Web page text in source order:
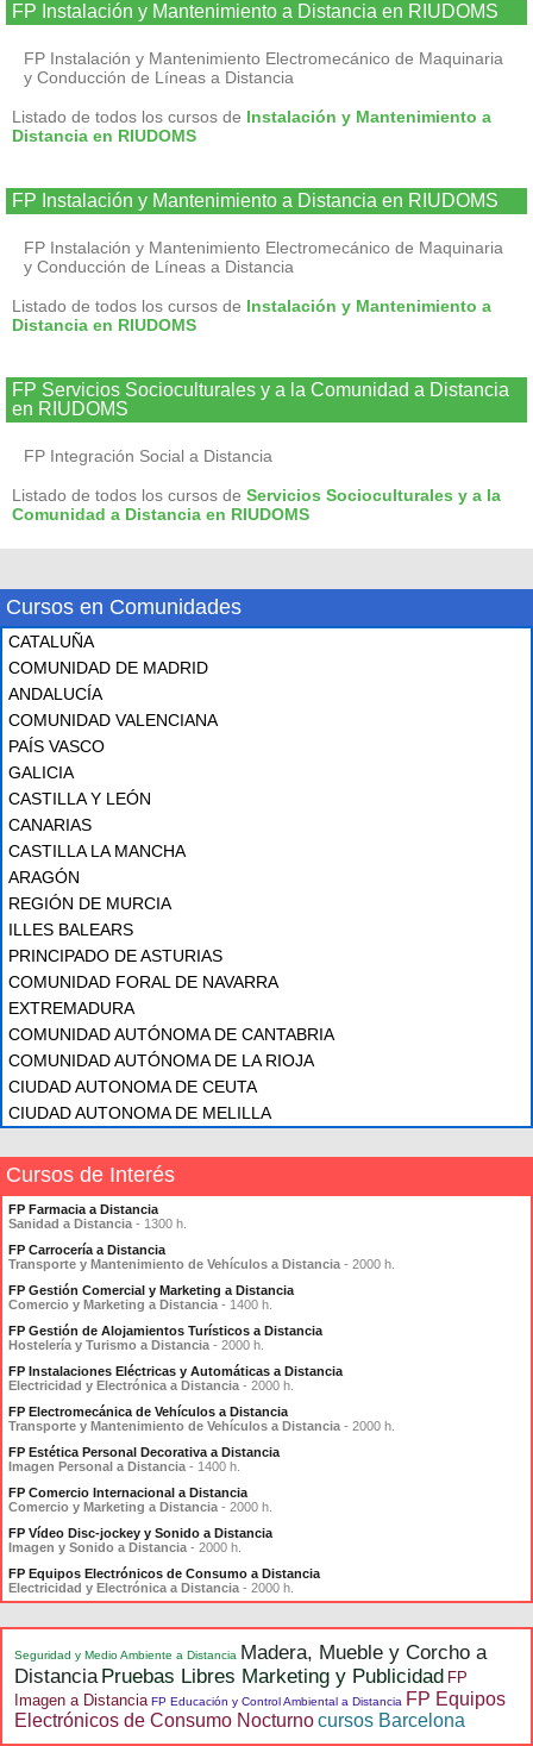
FP Instalación y Mantenimiento a Distancia en RIUDOMS
FP Instalación y Mantenimiento Electromecánico de Maquinaria
y Conducción de Líneas a Distancia
Listado de todos los cursos de Instalación y Mantenimiento a
Distancia en RIUDOMS
FP Instalación y Mantenimiento a Distancia en RIUDOMS
FP Instalación y Mantenimiento Electromecánico de Maquinaria
y Conducción de Líneas a Distancia
Listado de todos los cursos de Instalación y Mantenimiento a
Distancia en RIUDOMS
FP Servicios Socioculturales y a la Comunidad a Distancia
en RIUDOMS
FP Integración Social a Distancia
Listado de todos los cursos de Servicios Socioculturales y a la
Comunidad a Distancia en RIUDOMS
Cursos en Comunidades
CATALUÑA
COMUNIDAD DE MADRID
ANDALUCÍA
COMUNIDAD VALENCIANA
PAÍS VASCO
GALICIA
CASTILLA Y LEÓN
CANARIAS
CASTILLA LA MANCHA
ARAGÓN
REGIÓN DE MURCIA
ILLES BALEARS
PRINCIPADO DE ASTURIAS
COMUNIDAD FORAL DE NAVARRA
EXTREMADURA
COMUNIDAD AUTÓNOMA DE CANTABRIA
COMUNIDAD AUTÓNOMA DE LA RIOJA
CIUDAD AUTONOMA DE CEUTA
CIUDAD AUTONOMA DE MELILLA
Cursos de Interés
FP Farmacia a Distancia
Sanidad a Distancia - 1300 h.
FP Carrocería a Distancia
Transporte y Mantenimiento de Vehículos a Distancia - 2000 h.
FP Gestión Comercial y Marketing a Distancia
Comercio y Marketing a Distancia - 1400 h.
FP Gestión de Alojamientos Turísticos a Distancia
Hostelería y Turismo a Distancia - 2000 h.
FP Instalaciones Eléctricas y Automáticas a Distancia
Electricidad y Electrónica a Distancia - 2000 h.
FP Electromecánica de Vehículos a Distancia
Transporte y Mantenimiento de Vehículos a Distancia - 2000 h.
FP Estética Personal Decorativa a Distancia
Imagen Personal a Distancia - 1400 h.
FP Comercio Internacional a Distancia
Comercio y Marketing a Distancia - 2000 h.
FP Vídeo Disc-jockey y Sonido a Distancia
Imagen y Sonido a Distancia - 2000 h.
FP Equipos Electrónicos de Consumo a Distancia
Electricidad y Electrónica a Distancia - 2000 h.
Seguridad y Medio Ambiente a Distancia Madera, Mueble y Corcho a
Distancia Pruebas Libres Marketing y Publicidad FP
Imagen a Distancia FP Educación y Control Ambiental a Distancia FP Equipos
Electrónicos de Consumo Nocturnocursos Barcelona